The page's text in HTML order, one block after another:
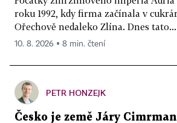
roku 1992, kdy firma začínala v
Ořechově nedaleko Zlína. Dnes tato...
10. 8. 2026 ▪ 8 min. čtení
PETR HONZEJK
Česko je země Járy